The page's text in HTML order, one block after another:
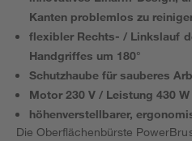
Kanten problemlos zu
flexibler Rechts- / Linkslauf
Handgriffes um 180°
Schutzhaube für sauberes
Motor 230 V / Leistung 430 W
höhenverstellbarer,
Die Oberflächenbürste